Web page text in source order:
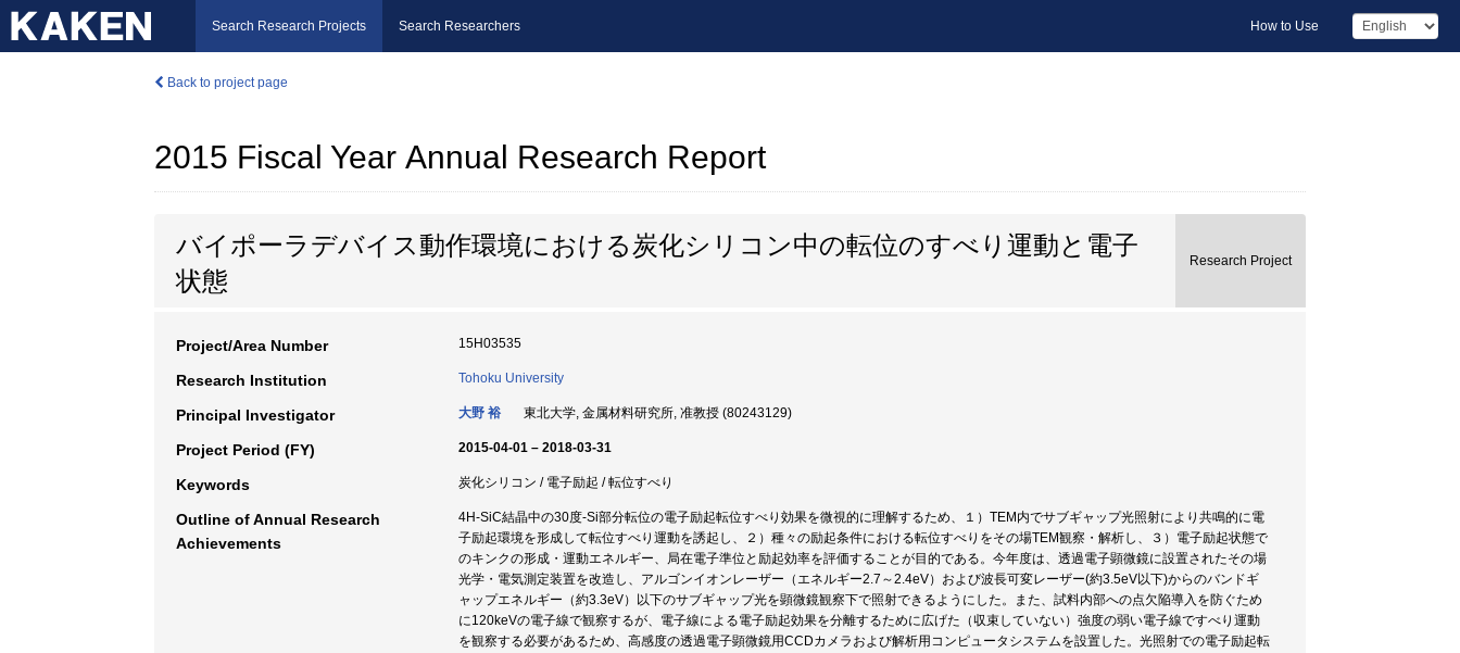
Search Research Projects Search Researchers How to Use
Back to project page
2015 Fiscal Year Annual Research Report
バイポーラデバイス動作環境における炭化シリコン中の転位のすべり運動と電子
状態
Research Project
Project/Area Number 15H03535
Research Institution Tohoku University
Principal Investigator 大野 裕 東北大学, 金属材料研究所, 准教授 (80243129)
Project Period (FY) 2015-04-01 – 2018-03-31
Keywords 炭化シリコン / 電子励起 / 転位すべり
Outline of Annual Research
Achievements
4H-SiC結晶中の30度-Si部分転位の電子励起転位すべり効果を微視的に理解するため、１）TEM内でサブギャップ光照射により共鳴的に電
子励起環境を形成して転位すべり運動を誘起し、２）種々の励起条件における転位すべりをその場TEM観察・解析し、３）電子励起状態で
のキンクの形成・運動エネルギー、局在電子準位と励起効率を評価することが目的である。今年度は、透過電子顕微鏡に設置されたその場
光学・電気測定装置を改造し、アルゴンイオンレーザー（エネルギー2.7～2.4eV）および波長可変レーザー(約3.5eV以下)からのバンドギ
ャップエネルギー（約3.3eV）以下のサブギャップ光を顕微鏡観察下で照射できるようにした。また、試料内部への点欠陥導入を防ぐため
に120keVの電子線で観察するが、電子線による電子励起効果を分離するために広げた（収束していない）強度の弱い電子線ですべり運動
を観察する必要があるため、高感度の透過電子顕微鏡用CCDカメラおよび解析用コンピュータシステムを設置した。光照射での電子励起転